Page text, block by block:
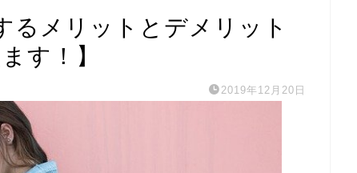
るメリットとデメリット
す！】
2019年12月20日